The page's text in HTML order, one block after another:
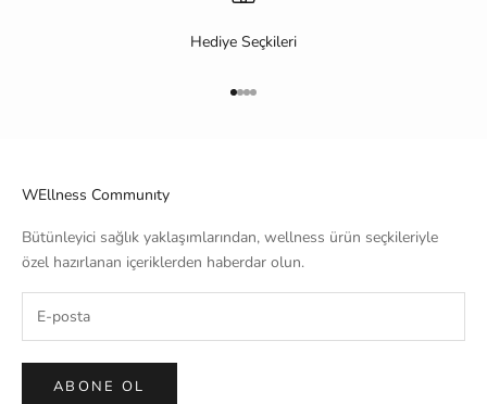
Hediye Seçkileri
1 ögesine git
2 ögesine git
3 ögesine git
4 ögesine git
WEllness Communıty
Bütünleyici sağlık yaklaşımlarından, wellness ürün seçkileriyle
özel hazırlanan içeriklerden haberdar olun.
ABONE OL